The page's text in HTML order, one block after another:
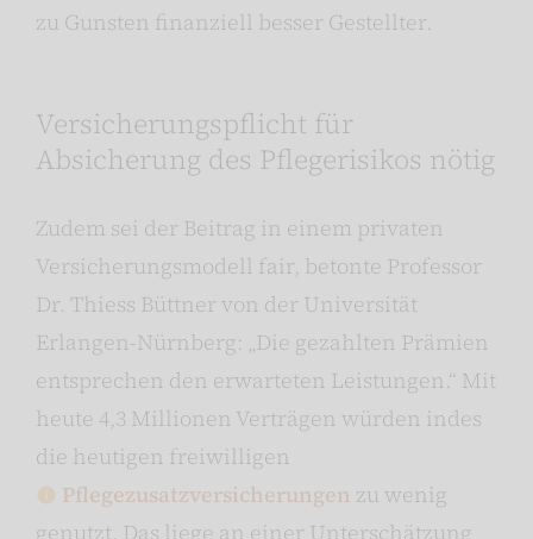
zu Gunsten finanziell besser Gestellter.
Versicherungspflicht für
Absicherung des Pflegerisikos nötig
Zudem sei der Beitrag in einem privaten
Versicherungsmodell fair, betonte Professor
Dr. Thiess Büttner von der Universität
Erlangen-Nürnberg: „Die gezahlten Prämien
entsprechen den erwarteten Leistungen.“ Mit
heute 4,3 Millionen Verträgen würden indes
die heutigen freiwilligen
Pflegezusatzversicherungen zu wenig
genutzt. Das liege an einer Unterschätzung